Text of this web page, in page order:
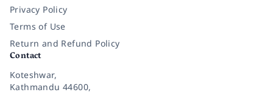
Privacy Policy
Terms of Use
Return and Refund Policy
Contact
Koteshwar,
Kathmandu 44600,